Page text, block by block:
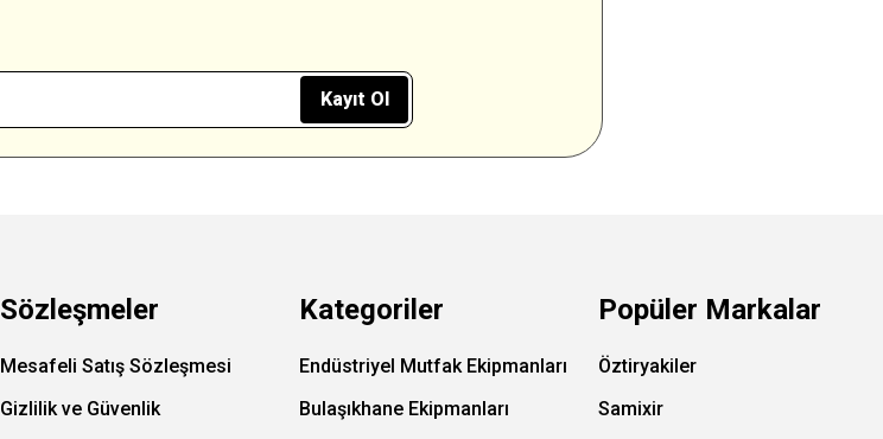
Kayıt Ol
Sözleşmeler
Mesafeli Satış Sözleşmesi
Gizlilik ve Güvenlik
Kategoriler
Endüstriyel Mutfak Ekipmanları
Bulaşıkhane Ekipmanları
Popüler Markalar
Öztiryakiler
Samixir